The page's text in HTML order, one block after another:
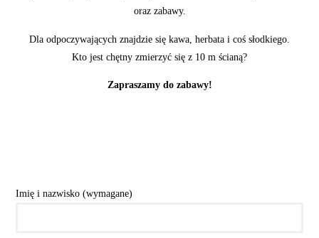
oraz zabawy.
Dla odpoczywających znajdzie się kawa, herbata i coś słodkiego.
Kto jest chętny zmierzyć się z 10 m ścianą?
Zapraszamy do zabawy!
Imię i nazwisko (wymagane)